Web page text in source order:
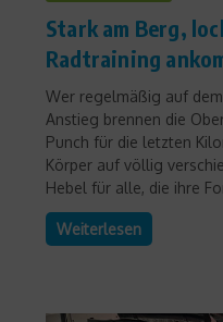
Stark am Berg,
Radtraining
Wer regelmäßig auf
Anstieg brennen die
Punch für die letzten
Körper auf völlig
Hebel für alle, die ihre
Weiterlesen